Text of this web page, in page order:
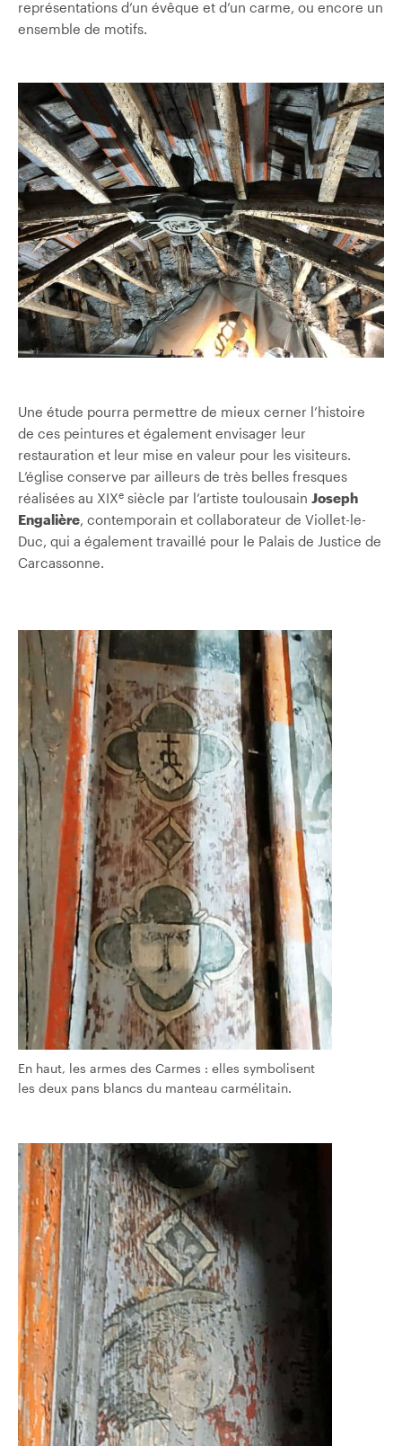
représentations d’un évêque et d’un carme, ou encore un
ensemble de motifs.
Une étude pourra permettre de mieux cerner l’histoire
de ces peintures et également envisager leur
restauration et leur mise en valeur pour les visiteurs.
L’église conserve par ailleurs de très belles fresques
réalisées au XIXe siècle par l’artiste toulousain Joseph
Engalière, contemporain et collaborateur de Viollet-le-
Duc, qui a également travaillé pour le Palais de Justice de
Carcassonne.
En haut, les armes des Carmes : elles symbolisent
les deux pans blancs du manteau carmélitain.